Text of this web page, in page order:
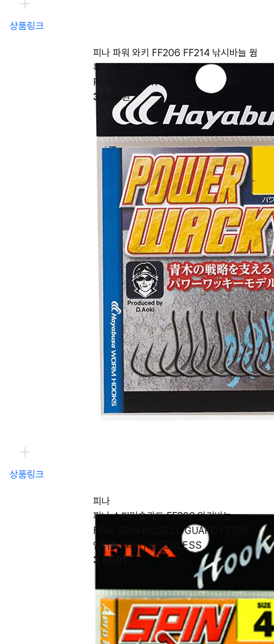
상품링크
피나 파워 와키 FF206 FF214 낚시바늘 웜
훅 루어낚싯바늘
POWER WACKY FF206
3,500원
상품링크
피나
피나 스핀머슬가드 FF306 와키바늘
FINA SPIN MUSCLE GUARD FF306
언더훅│와키│WEEDLESS
3,800
원